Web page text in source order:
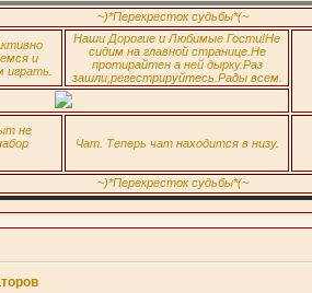
~)*Перекресток судьбы*(~
и
играть.
Наши Дорогие и Любимые Гости!Не
сидим на главной странице.Не
протирайтен а ней дырку.Раз
зашли,регестрируйтесь.Рады всем.
не
Чат. Теперь чат находится в низу.
~)*Перекресток судьбы*(~